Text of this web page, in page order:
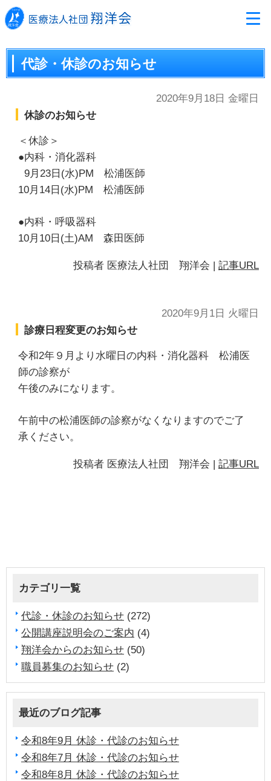
代診・休診のお知らせ
2020年9月18日 金曜日
休診のお知らせ
＜休診＞
●内科・消化器科
9月23日(水)PM 松浦医師
10月14日(水)PM 松浦医師
●内科・呼吸器科
10月10日(土)AM 森田医師
投稿者 医療法人社団 翔洋会 | 記事URL
2020年9月1日 火曜日
診療日程変更のお知らせ
令和2年９月より水曜日の内科・消化器科 松浦医
師の診察が
午後のみになります。
午前中の松浦医師の診察がなくなりますのでご了
承ください。
投稿者 医療法人社団 翔洋会 | 記事URL
カテゴリ一覧
代診・休診のお知らせ (272)
公開講座説明会のご案内 (4)
翔洋会からのお知らせ (50)
職員募集のお知らせ (2)
最近のブログ記事
令和8年9月 休診・代診のお知らせ
令和8年7月 休診・代診のお知らせ
令和8年8月 休診・代診のお知らせ